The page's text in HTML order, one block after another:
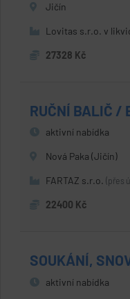
Jičín
Lovitas s.r.o. v
27328 Kč
RUČNÍ BALIČ /
aktivní nabídka
Nová Paka (Jičín)
FARTAZ s.r.o. (přes
22400 Kč
SOUKÁNÍ,
aktivní nabídka